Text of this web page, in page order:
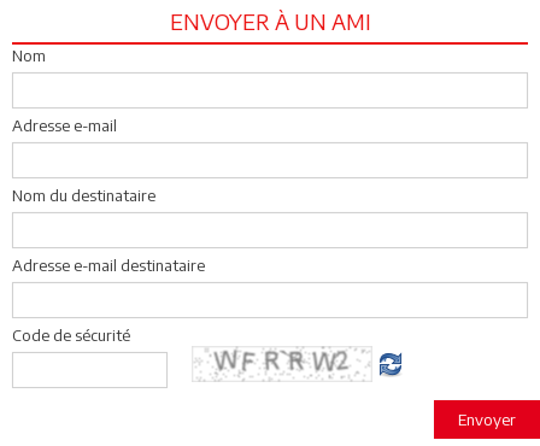
ENVOYER À UN AMI
Nom
Adresse e-mail
Nom du destinataire
Adresse e-mail destinataire
Code de sécurité
Envoyer